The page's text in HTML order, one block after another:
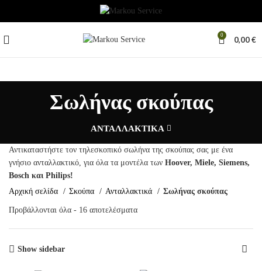
0 0,00€
Σωλήνας σκούπας
ΑΝΤΑΛΛΑΚΤΙΚΑ
Αντικαταστήστε τον τηλεσκοπικό σωλήνα της σκούπας σας με ένα
γνήσιο ανταλλακτικό, για όλα τα μοντέλα των Hoover, Miele, Siemens,
Bosch και Philips!
Αρχική σελίδα
Σκούπα Ανταλλακτικά Σωλήνας σκούπας
Προβάλλονται όλα - 16 αποτελέσματα
Show sidebar